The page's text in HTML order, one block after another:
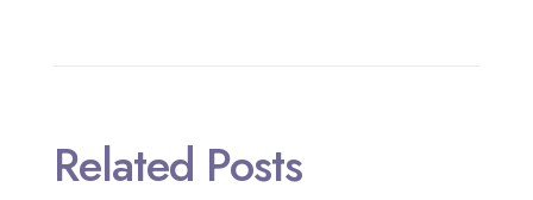
Related Posts